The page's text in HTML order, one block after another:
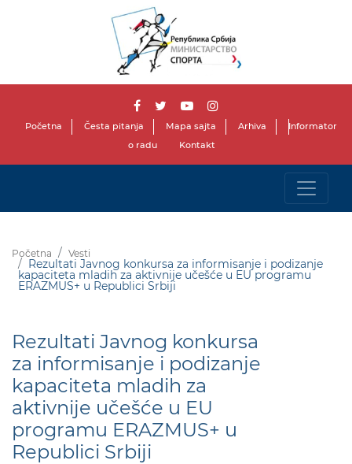
Početna Česta pitanja Mapa sajta Arhiva
Informator
o radu
Kontakt
Početna Vesti
Rezultati Javnog konkursa za informisanje i podizanje
kapaciteta mladih za aktivnije učešće u EU programu
ERAZMUS+ u Republici Srbiji
Rezultati Javnog konkursa
za informisanje i podizanje
kapaciteta mladih za
aktivnije učešće u EU
programu ERAZMUS+ u
Republici Srbiji